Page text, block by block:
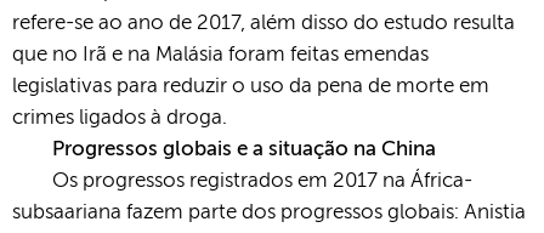
refere-se ao ano de 2017, além disso do estudo resulta
que no Irã e na Malásia foram feitas emendas
legislativas para reduzir o uso da pena de morte em
crimes ligados à droga.
Progressos globais e a situação na China
Os progressos registrados em 2017 na África-
subsaariana fazem parte dos progressos globais: Anistia